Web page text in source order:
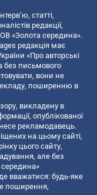
статті,
редакції,
«Золота середина».
редакція має
«Про авторські
без письмового
вони не
поширенню в
викладену в
опублікованої
рекламодавець.
на цьому сайті,
цього сайту,
але без
вважатися: будь-яке
поширення,